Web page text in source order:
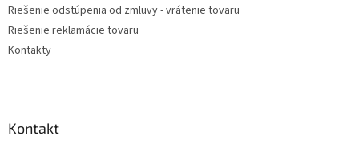
Riešenie odstúpenia od zmluvy - vrátenie tovaru
Riešenie reklamácie tovaru
Kontakty
Kontakt